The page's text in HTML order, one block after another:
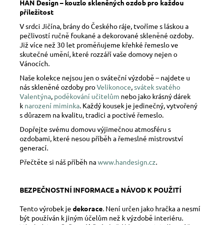
HAN Design – kouzlo skleněných ozdob pro každou
příležitost
V srdci Jičína, brány do Českého ráje, tvoříme s láskou a
pečlivostí ručně foukané a dekorované skleněné ozdoby.
Již více než 30 let proměňujeme křehké řemeslo ve
skutečné umění, které rozzáří vaše domovy nejen o
Vánocích.
Naše kolekce nejsou jen o sváteční výzdobě – najdete u
nás skleněné ozdoby proVelikonoce,svátek svatého
Valentýna, poděkování učitelům nebo jako krásný dárek
k narození miminka. Každý kousek je jedinečný, vytvořený
s důrazem na kvalitu, tradici a poctivé řemeslo.
Dopřejte svému domovu výjimečnou atmosféru s
ozdobami, které nesou příběh a řemeslné mistrovství
generací.
Přečtěte si náš příběh nawww.handesign.cz.
BEZPEČNOSTNÍ INFORMACE a NÁVOD K POUŽITÍ
Tento výrobek je dekorace. Není určen jako hračka a nesmí
být používán k jiným účelům než k výzdobě interiéru.